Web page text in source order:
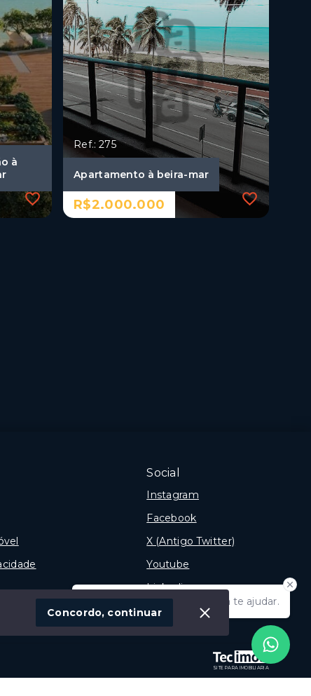
à
Ref.: 275
Apartamento à beira-mar
R$2.000.000
Olá! Estamos disponíveis para te ajudar.
Social
Instagram
Facebook
X (Antigo Twitter)
Youtube
Linkedin
SITE PARA IMOBILIARIA
Concordo, continuar